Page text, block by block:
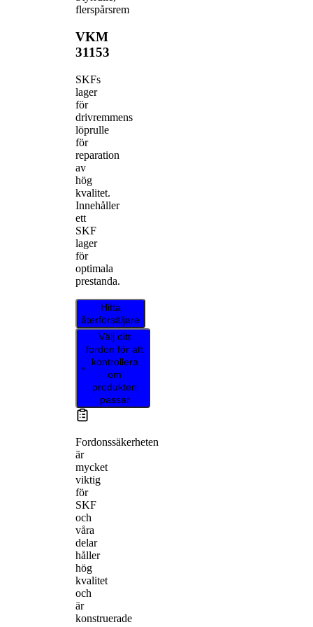
flerspårsrem
VKM
31153
SKFs
lager
för
drivremmens
löprulle
för
reparation
av
hög
kvalitet.
Innehåller
ett
SKF
lager
för
optimala
prestanda.
Hitta
återförsäljare
Välj ditt
fordon för att
kontrollera
om
produkten
passar
Fordonssäkerheten
är
mycket
viktig
för
SKF
och
våra
delar
håller
hög
kvalitet
och
är
konstruerade